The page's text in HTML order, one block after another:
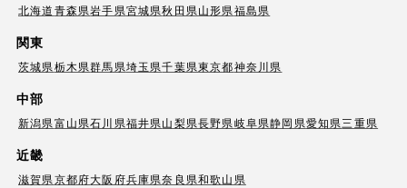
北海道青森県岩手県宮城県秋田県山形県福島県
関東
茨城県栃木県群馬県埼玉県千葉県東京都神奈川県
中部
新潟県富山県石川県福井県山梨県長野県岐阜県静岡県愛知県三重県
近畿
滋賀県京都府大阪府兵庫県奈良県和歌山県